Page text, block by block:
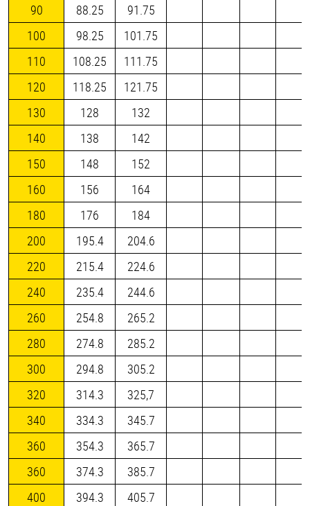
90
88.25
91.75
100
98.25
101.75
110
108.25
111.75
120
118.25
121.75
130
128
132
140
138
142
150
148
152
160
156
164
180
176
184
200
195.4
204.6
220
215.4
224.6
240
235.4
244.6
260
254.8
265.2
280
274.8
285.2
300
294.8
305.2
320
314.3
325,7
340
334.3
345.7
360
354.3
365.7
360
374.3
385.7
400
394.3
405.7